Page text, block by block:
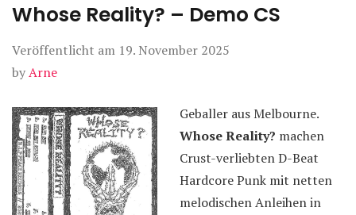
Whose Reality? – Demo CS
Veröffentlicht am 19. November 2025
byArne
Geballer aus Melbourne.
Whose Reality? machen
Crust-verliebten D-Beat
Hardcore Punk mit netten
melodischen Anleihen in